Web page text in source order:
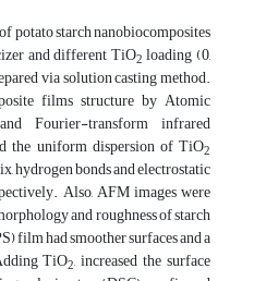
potato starch nanobiocomposites
and different TiO2 loading (0,
via solution casting method.
films structure by Atomic
Fourier-transform infrared
the uniform dispersion of TiO2
hydrogen bonds and electrostatic
Also, AFM images were
and roughness of starch
film had smoother surfaces and a
TiO2, increased the surface